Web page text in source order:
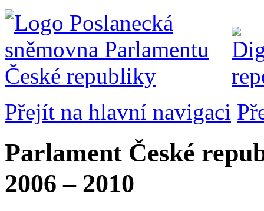
Přejít na hlavní navigaci
Parlament České
2006 – 2010